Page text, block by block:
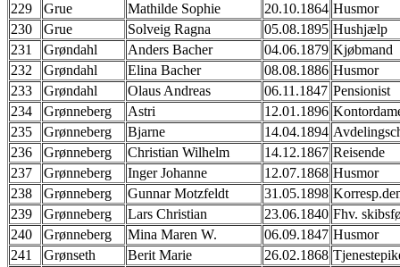
229
Grue Mathilde Sophie 20.10.1864 Husmor
230
Grue Solveig Ragna 05.08.1895 Hushjælp
231
Grøndahl Anders Bacher 04.06.1879 Kjøbmand
232
Grøndahl Elina Bacher 08.08.1886 Husmor
233
Grøndahl Olaus Andreas 06.11.1847 Pensionist
234
Grønneberg Astri 12.01.1896
235
Grønneberg Bjarne 14.04.1894
236
Grønneberg Christian Wilhelm 14.12.1867 Reisende
237
Grønneberg Inger Johanne 12.07.1868 Husmor
238
Grønneberg Gunnar Motzfeldt 31.05.1898
239
Grønneberg Lars Christian 23.06.1840 Fhv.
240
Grønneberg Mina Maren W. 06.09.1847 Husmor
241
Grønseth Berit Marie 26.02.1868